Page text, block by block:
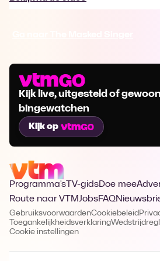
Kijk live, uitgesteld of
bingewatchen
Kijk op
Programma's TV-gidsDoe mee
Route naar VTMJobsFAQ
GebruiksvoorwaardenCookiebeleid
Toegankelijkheidsverklaring
Cookie instellingen